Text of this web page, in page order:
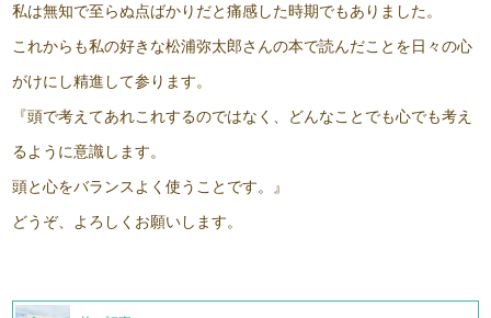
私は無知で至らぬ点ばかりだと痛感した時期でもありました。
これからも私の好きな松浦弥太郎さんの本で読んだことを日々の心
がけにし精進して参ります。
『頭で考えてあれこれするのではなく、どんなことでも心でも考え
るように意識します。
頭と心をバランスよく使うことです。』
どうぞ、よろしくお願いします。